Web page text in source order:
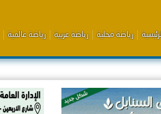
رياضة محلية رياضة عربية رياضة عالمية